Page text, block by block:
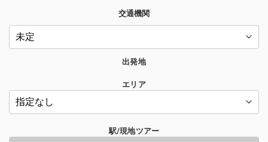
交通機関
出発地
エリア
駅/現地ツアー